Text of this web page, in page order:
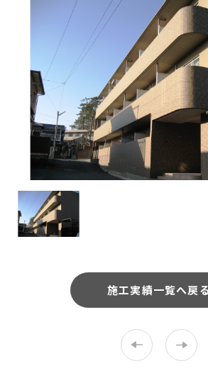
お知らせ
公式Instagram
お問い合わせ
お電話でのお問い合わせ 【受付時間】9:00
053-445-
施工実績一覧へ戻る